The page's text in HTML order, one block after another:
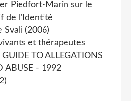
Piedfort-Marin sur le
de l'Identité
Svali (2006)
et thérapeutes
GUIDE TO ALLEGATIONS
ABUSE - 1992